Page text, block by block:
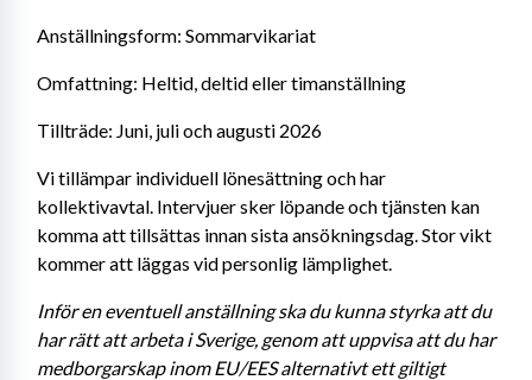
Anställningsform: Sommarvikariat
Omfattning: Heltid, deltid eller timanställning
Tillträde: Juni, juli och augusti 2026
Vi tillämpar individuell lönesättning och har
kollektivavtal. Intervjuer sker löpande och tjänsten kan
komma att tillsättas innan sista ansökningsdag. Stor vikt
kommer att läggas vid personlig lämplighet.
Inför en eventuell anställning ska du kunna styrka att du
har rätt att arbeta i Sverige, genom att uppvisa att du har
medborgarskap inom EU/EES alternativt ett giltigt